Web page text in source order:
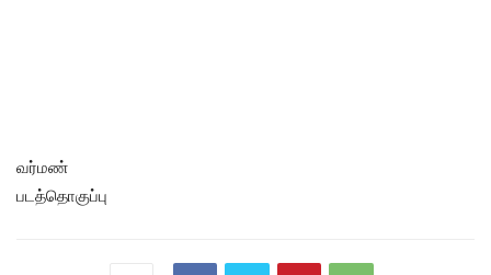
வர்மண்
படத்தொகுப்பு